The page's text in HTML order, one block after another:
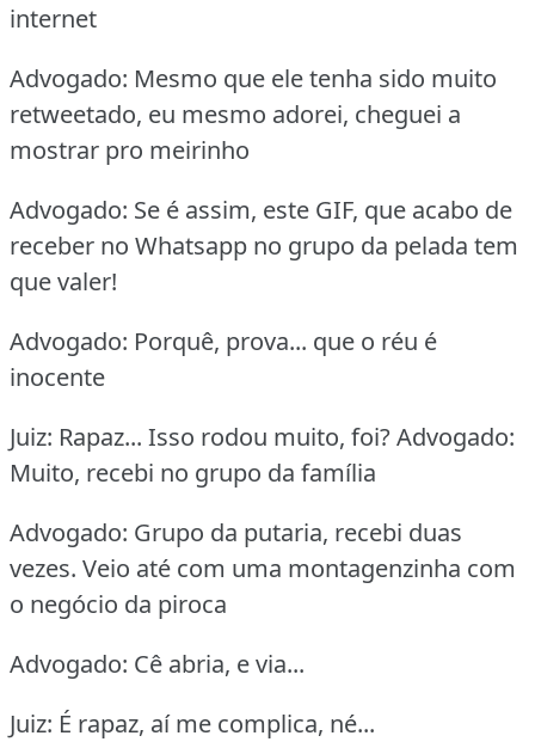
internet
Advogado: Mesmo que ele tenha sido muito
retweetado, eu mesmo adorei, cheguei a
mostrar pro meirinho
Advogado: Se é assim, este GIF, que acabo de
receber no Whatsapp no grupo da pelada tem
que valer!
Advogado: Porquê, prova... que o réu é
inocente
Juiz: Rapaz... Isso rodou muito, foi? Advogado:
Muito, recebi no grupo da família
Advogado: Grupo da putaria, recebi duas
vezes. Veio até com uma montagenzinha com
o negócio da piroca
Advogado: Cê abria, e via...
Juiz: É rapaz, aí me complica, né...